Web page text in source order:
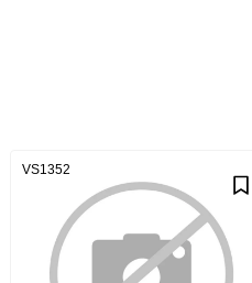
VS1352